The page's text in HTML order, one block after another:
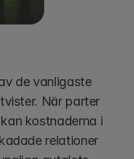
de vanligaste
När parter
kostnaderna i
relationer